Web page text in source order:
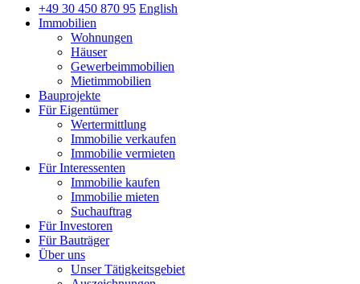
+49 30 450 870 95 English
Immobilien
Wohnungen
Häuser
Gewerbeimmobilien
Mietimmobilien
Bauprojekte
Für Eigentümer
Wertermittlung
Immobilie verkaufen
Immobilie vermieten
Für Interessenten
Immobilie kaufen
Immobilie mieten
Suchauftrag
Für Investoren
Für Bauträger
Über uns
Unser Tätigkeitsgebiet